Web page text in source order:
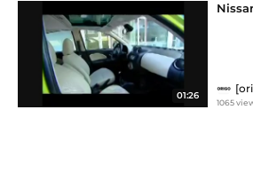
01:26
1065